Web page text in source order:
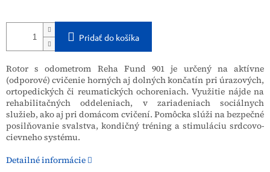
Pridať do košíka
Rotor s odometrom Reha Fund 901 je určený na aktívne
(odporové) cvičenie horných aj dolných končatín pri úrazových,
ortopedických či reumatických ochoreniach. Využitie nájde na
rehabilitačných oddeleniach, v zariadeniach sociálnych
služieb, ako aj pri domácom cvičení. Pomôcka slúži na bezpečné
posilňovanie svalstva, kondičný tréning a stimuláciu srdcovo-
cievneho systému.
Detailné informácie